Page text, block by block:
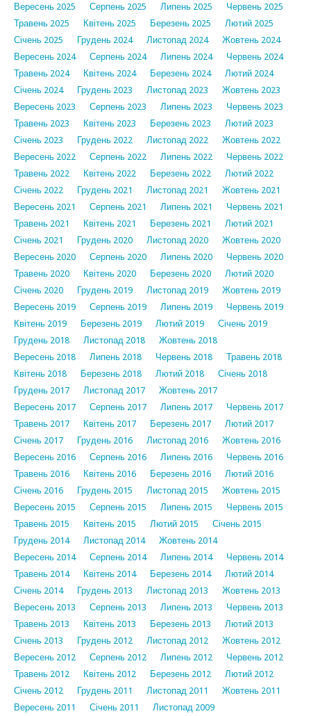
Вересень 2025
Серпень 2025 Липень 2025
Червень 2025
Травень 2025
Квітень 2025 Березень 2025
Лютий 2025
Січень 2025
Грудень 2024 Листопад 2024
Жовтень 2024
Вересень 2024
Серпень 2024 Липень 2024
Червень 2024
Травень 2024
Квітень 2024 Березень 2024
Лютий 2024
Січень 2024
Грудень 2023 Листопад 2023
Жовтень 2023
Вересень 2023
Серпень 2023 Липень 2023
Червень 2023
Травень 2023
Квітень 2023 Березень 2023
Лютий 2023
Січень 2023
Грудень 2022 Листопад 2022
Жовтень 2022
Вересень 2022
Серпень 2022 Липень 2022
Червень 2022
Травень 2022
Квітень 2022 Березень 2022
Лютий 2022
Січень 2022
Грудень 2021 Листопад 2021
Жовтень 2021
Вересень 2021
Серпень 2021 Липень 2021
Червень 2021
Травень 2021
Квітень 2021 Березень 2021
Лютий 2021
Січень 2021
Грудень 2020 Листопад 2020
Жовтень 2020
Вересень 2020
Серпень 2020 Липень 2020
Червень 2020
Травень 2020
Квітень 2020 Березень 2020
Лютий 2020
Січень 2020
Грудень 2019 Листопад 2019
Жовтень 2019
Вересень 2019
Серпень 2019 Липень 2019
Червень 2019
Квітень 2019
Березень 2019 Лютий 2019
Січень 2019
Грудень 2018
Листопад 2018
Жовтень 2018
Вересень 2018
Липень 2018 Червень 2018
Травень 2018
Квітень 2018
Березень 2018 Лютий 2018
Січень 2018
Грудень 2017
Листопад 2017
Жовтень 2017
Вересень 2017
Серпень 2017 Липень 2017
Червень 2017
Травень 2017
Квітень 2017 Березень 2017
Лютий 2017
Січень 2017
Грудень 2016 Листопад 2016
Жовтень 2016
Вересень 2016
Серпень 2016 Липень 2016
Червень 2016
Травень 2016
Квітень 2016 Березень 2016
Лютий 2016
Січень 2016
Грудень 2015 Листопад 2015
Жовтень 2015
Вересень 2015
Серпень 2015 Липень 2015
Червень 2015
Травень 2015
Квітень 2015 Лютий 2015
Січень 2015
Грудень 2014
Листопад 2014
Жовтень 2014
Вересень 2014
Серпень 2014 Липень 2014
Червень 2014
Травень 2014
Квітень 2014 Березень 2014
Лютий 2014
Січень 2014
Грудень 2013 Листопад 2013
Жовтень 2013
Вересень 2013
Серпень 2013 Липень 2013
Червень 2013
Травень 2013
Квітень 2013 Березень 2013
Лютий 2013
Січень 2013
Грудень 2012 Листопад 2012
Жовтень 2012
Вересень 2012
Серпень 2012 Липень 2012
Червень 2012
Травень 2012
Квітень 2012 Березень 2012
Лютий 2012
Січень 2012
Грудень 2011 Листопад 2011
Жовтень 2011
Вересень 2011
Січень 2011 Листопад 2009